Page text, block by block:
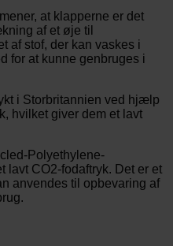
at klapperne er det
af et øje til
af stof, der kan vaskes i
for at kunne genbruges i
i Storbritannien ved hjælp
hvilket giver dem et lavt
Polyethylene-
lavt CO2-fodaftryk. Det er et
anvendes til opbevaring af